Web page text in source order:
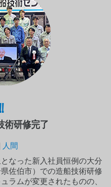
術研修完了
人間
なった新入社員恒例の大分
佐伯市）での造船技術研修
ラムが変更されたものの、